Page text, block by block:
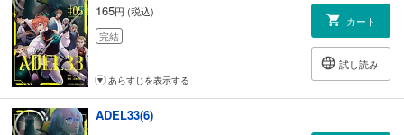
165円 (税込)
完結
カート
試し読み
あらすじを表示する
ADEL33(6)